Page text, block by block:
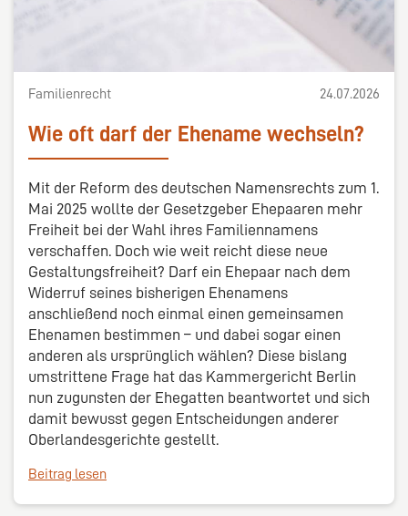
Familienrecht 24.07.2026
Wie oft darf der Ehename wechseln?
Mit der Reform des deutschen Namensrechts zum 1.
Mai 2025 wollte der Gesetzgeber Ehepaaren mehr
Freiheit bei der Wahl ihres Familiennamens
verschaffen. Doch wie weit reicht diese neue
Gestaltungsfreiheit? Darf ein Ehepaar nach dem
Widerruf seines bisherigen Ehenamens
anschließend noch einmal einen gemeinsamen
Ehenamen bestimmen – und dabei sogar einen
anderen als ursprünglich wählen? Diese bislang
umstrittene Frage hat das Kammergericht Berlin
nun zugunsten der Ehegatten beantwortet und sich
damit bewusst gegen Entscheidungen anderer
Oberlandesgerichte gestellt.
Beitrag lesen